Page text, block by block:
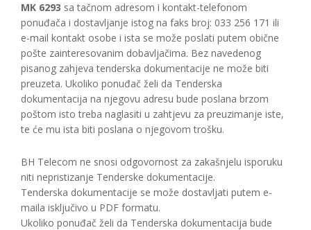
MK 6293 sa tačnom adresom i kontakt-telefonom
ponuđača i dostavljanje istog na faks broj: 033 256 171 ili
e-mail kontakt osobe i ista se može poslati putem obične
pošte zainteresovanim dobavljačima. Bez navedenog
pisanog zahjeva tenderska dokumentacije ne može biti
preuzeta. Ukoliko ponuđač želi da Tenderska
dokumentacija na njegovu adresu bude poslana brzom
poštom isto treba naglasiti u zahtjevu za preuzimanje iste,
te će mu ista biti poslana o njegovom trošku.
BH Telecom ne snosi odgovornost za zakašnjelu isporuku
niti nepristizanje Tenderske dokumentacije.
Tenderska dokumentacije se može dostavljati putem e-
maila isključivo u PDF formatu.
Ukoliko ponuđač želi da Tenderska dokumentacija bude